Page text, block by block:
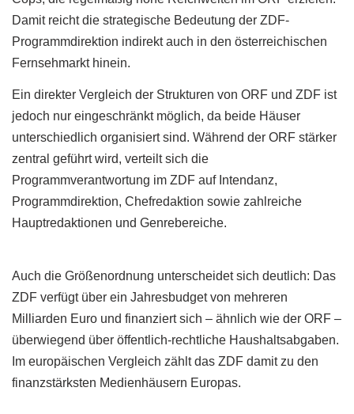
Damit reicht die strategische Bedeutung der ZDF-
Programmdirektion indirekt auch in den österreichischen
Fernsehmarkt hinein.
Ein direkter Vergleich der Strukturen von ORF und ZDF ist
jedoch nur eingeschränkt möglich, da beide Häuser
unterschiedlich organisiert sind. Während der ORF stärker
zentral geführt wird, verteilt sich die
Programmverantwortung im ZDF auf Intendanz,
Programmdirektion, Chefredaktion sowie zahlreiche
Hauptredaktionen und Genrebereiche.
Auch die Größenordnung unterscheidet sich deutlich: Das
ZDF verfügt über ein Jahresbudget von mehreren
Milliarden Euro und finanziert sich – ähnlich wie der ORF –
überwiegend über öffentlich-rechtliche Haushaltsabgaben.
Im europäischen Vergleich zählt das ZDF damit zu den
finanzstärksten Medienhäusern Europas.